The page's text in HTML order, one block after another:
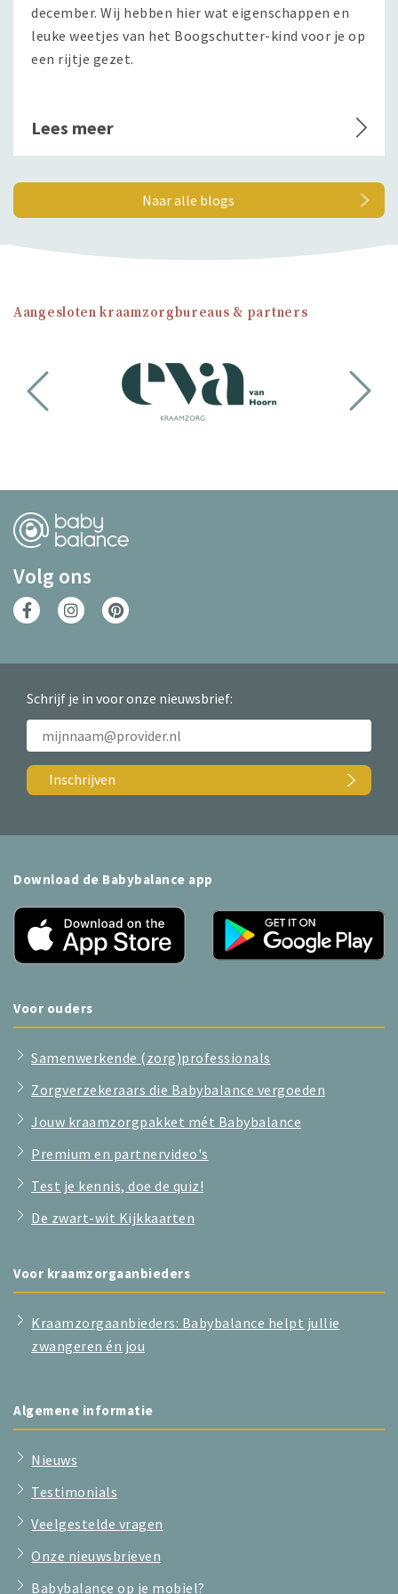
december. Wij hebben hier wat eigenschappen en
leuke weetjes van het Boogschutter-kind voor je op
een rijtje gezet.
Lees meer
Naar alle blogs
Aangesloten kraamzorgbureaus & partners
Volg ons
Schrijf je in voor onze nieuwsbrief:
Inschrijven
Download de Babybalance app
Voor ouders
Samenwerkende (zorg)professionals
Zorgverzekeraars die Babybalance vergoeden
Jouw kraamzorgpakket mét Babybalance
Premium en partnervideo's
Test je kennis, doe de quiz!
De zwart-wit Kijkkaarten
Voor kraamzorgaanbieders
Kraamzorgaanbieders: Babybalance helpt jullie
zwangeren én jou
Algemene informatie
Nieuws
Testimonials
Veelgestelde vragen
Onze nieuwsbrieven
Babybalance op je mobiel?